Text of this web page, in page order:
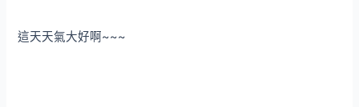
這天天氣大好啊~~~